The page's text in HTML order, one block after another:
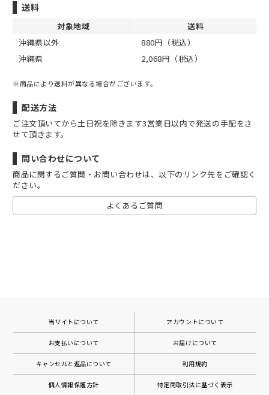
送料
対象地域
送料
沖縄県以外
880円（税込）
沖縄県
2,068円（税込）
※商品により送料が異なる場合がございます。
配送方法
ご注文頂いてから土日祝を除きます3営業日以内で発送の手配をさ
せて頂きます。
問い合わせについて
商品に関するご質問・お問い合わせは、以下のリンク先をご確認く
ださい。
よくあるご質問
当サイトについて アカウントについて
お支払いについて お届けについて
キャンセルと返品について 利用規約
個人情報保護方針 特定商取引法に基づく表示